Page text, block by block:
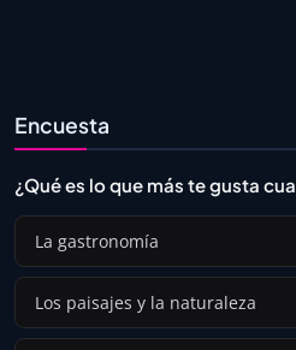
Encuesta
¿Qué es lo que más te gusta
La gastronomía
Los paisajes y la naturaleza